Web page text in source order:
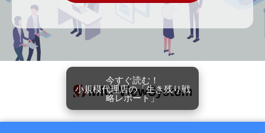
今すぐ読む！
小規模代理店の「生き残り戦
略レポート」